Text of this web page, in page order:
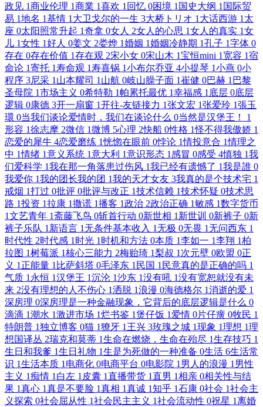
政见 1商业伦理 1商業 1喜欢 1 回忆 0困境 1 国史大纲 1 国际贸
易 1地名 1基情 1 大卫戈尔的一生 3大桥トリオ 1 大话西游 1 太
座 0太阳照常升起 1奇拿 0女人 2女人的心思 1女人的真实 1女
儿 1女性 1好人 0姜文 2娄烨 1婚姻 1婚姻冷静期 1孔子 1字体 0
存在 0存在价值 1存在观 2宋小女 0宋山木 1宝恒mini 1 宽容 1宿
命论 1寄托 1寿命观 1寿喜锅 1小布尔乔亚 4小提琴 1小燕 0小
程序 3尼采 1 山本耀司 1 山航 0岐山臊子面 1崔健 0巴赫 1 巴黎
圣母院 1市场主义 0希特勒 1帕累托最优 1幸福感 1 底层 0底层
逻辑 0康德 3开一扇窗 1开往-友链接力 1张文宏 1张爱玲 1張玉
環 0当我们谈论爱情时，我们在谈论什么 0当然是汉堡王！ 1
形容 1徐志摩 2微信 1微博 5心理 2快船 0性格 1怪不得我傲娇 1
恋爱的犀牛 4恋爱磨练 1恍惚在眼前 0悖论 1情投意合 1情理之
中 1情绪 1意义系统 1意大利 1意识形态 1感冒 0感受 4慎独 1我
们爱科学 1我在那一角落患过伤风 1我已经有遗憾了 1我是誰 0
我爱你 1我的团长我的团 1我的天才女友 3我真的是个技术宅 1
戒烟 1打过 0批评 0批评与改正 1技术信赖 1技术怀疑 0技术思
路 1投资 1拉康 1撒谎 1播客 1政治 2政治正确 1敏感 1数字货币
1文艺青年 1斋藤飞鸟 0斩首行动 0新世相 1 新世训 0新裤子 0新
裤子乐队 1 新语言 1无条件基本收入 1无极 0无畏 1无问西东 1
时代性 2时代感 1 时光 1 时机和方法 0本质 1李如一 1李翔 1柏
拉图 1树莓派 1核心三能力 2梅贻琦 1梨叔 1 次元壁 0欧盟 0正
义 1 正能量 1 比萨斜塔 0毛泽东 1 民国 1 民意真的是正确的吗 1
气质 1 永恒 1汉堡王 1沉沦 1沙东 1没有吼 1没有宽恕就没有未
来 2没有理想的人不伤心 1洒脱 1浪漫 0海德格尔 1消逝的爱 1
深房理 0深房理是一种金融现象，它背后的底层逻辑是什么 0
滴滴 1潮水 1激进市场 1烂书鉴 1煲仔饭 1 爱情 0片仔癀 0牧民 1
特朗普 1独立博客 0猫 1獠牙 1 王兴 3玫瑰之城 1现象 1理想 1理
想国译丛 2瑞克和莫蒂 1生命在燃烧，生命在殆尽 1生存技巧 1
生日和我爹 1生日礼物 1生是为死做的一种准备 0生活 6生活常
识 1生活本质 1 电商化 0电商平台 0电影院 1 男人的浪漫 1 男性
主义 1痴情 1 白左 1 皮囊 1直播带货 1直男 1相亲 0相关性与结
果 1真心 1真是不要脸 1真相 1真诚 1知乎 1石康 0社会 1社会主
义探索 0社会屈从性 1社会民主主义 1社会流动性 0祝星 1离婚